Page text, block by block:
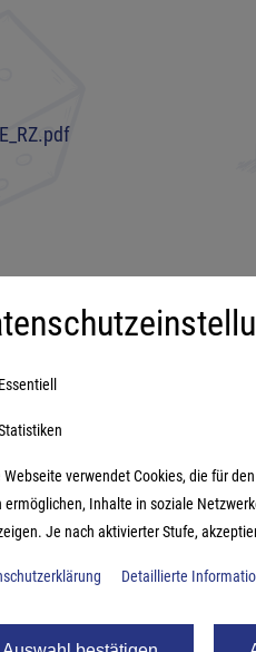
Strategiespiele
Lifestyle-Spiele
Logikspiele
Essentiell
Webseite verwendet Cookies, die für
ermöglichen, Inhalte in soziale
Je nach aktivierter Stufe,
Detaillierte